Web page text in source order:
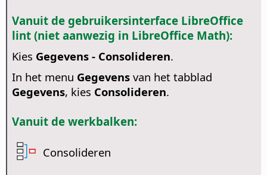
Vanuit de gebruikersinterface LibreOffice
lint (niet aanwezig in LibreOffice Math):
Kies Gegevens - Consolideren.
In het menu Gegevensvan het tabblad
Gegevens, kies Consolideren.
Vanuit de werkbalken:
Consolideren